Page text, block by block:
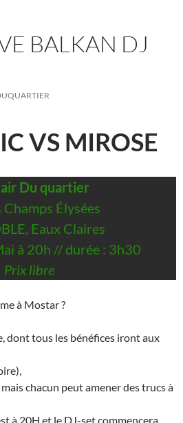
BALKAN DJ
VS MIROSE
Du quartier
Champs Élysées
Eaux Claires
à 20h // durée : 3h30
Prix libre
à Mostar ?
dont tous les bénéfices iront aux
mais chacun peut amener des trucs à
à 20H et le DJ-set commencera